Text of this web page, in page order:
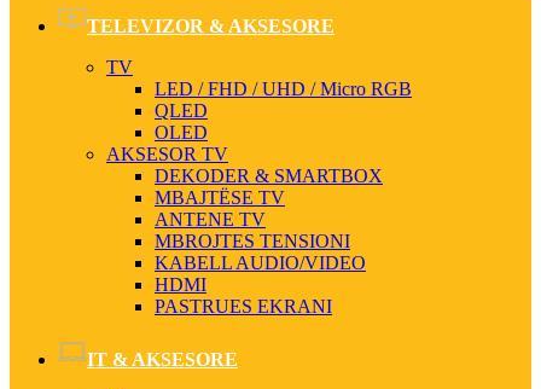
TELEVIZOR & AKSESORE
TV
LED / FHD / UHD / Micro RGB
QLED
OLED
AKSESOR TV
DEKODER & SMARTBOX
MBAJTËSE TV
ANTENE TV
MBROJTES TENSIONI
KABELL AUDIO/VIDEO
HDMI
PASTRUES EKRANI
IT & AKSESORE